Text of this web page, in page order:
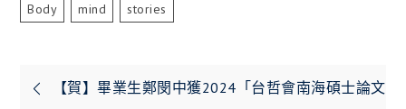
Body Mind Stories
文
【賀】畢業生鄭閔中獲2024「台哲會南海碩士論文